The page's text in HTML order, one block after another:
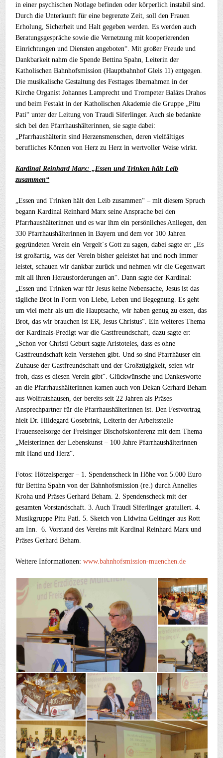
in einer psychischen Notlage befinden oder körperlich instabil sind.
Durch die Unterkunft für eine begrenzte Zeit, soll den Frauen
Erholung, Sicherheit und Halt gegeben werden. Es werden auch
Beratungsgespräche sowie die Vernetzung mit kooperierenden
Einrichtungen und Diensten angeboten“. Mit großer Freude und
Dankbarkeit nahm die Spende Bettina Spahn, Leiterin der
Katholischen Bahnhofsmission (Hauptbahnhof Gleis 11) entgegen.
Die musikalische Gestaltung des Festtages übernahmen in der
Kirche Organist Johannes Lamprecht und Trompeter Balázs Drahos
und beim Festakt in der Katholischen Akademie die Gruppe „Pitu
Pati“ unter der Leitung von Traudi Siferlinger. Auch sie bedankte
sich bei den Pfarrhaushälterinnen, sie sagte dabei:
„Pfarrhaushälterin sind Herzensmenschen, deren vielfältiges
berufliches Können von Herz zu Herz in wertvoller Weise wirkt.
Kardinal Reinhard Marx: „Essen und Trinken hält Leib
zusammen“
„Essen und Trinken hält den Leib zusammen“ – mit diesem Spruch
begann Kardinal Reinhard Marx seine Ansprache bei den
Pfarrhaushälterinnen und es war ihm ein persönliches Anliegen, den
330 Pfarrhaushälterinnen in Bayern und dem vor 100 Jahren
gegründeten Verein ein Vergelt´s Gott zu sagen, dabei sagte er: „Es
ist großartig, was der Verein bisher geleistet hat und noch immer
leistet, schauen wir dankbar zurück und nehmen wir die Gegenwart
mit all ihren Herausforderungen an“. Dann sagte der Kardinal:
„Essen und Trinken war für Jesus keine Nebensache, Jesus ist das
tägliche Brot in Form von Liebe, Leben und Begegnung. Es geht
um viel mehr als um die Hauptsache, wir haben genug zu essen, das
Brot, das wir brauchen ist ER, Jesus Christus“. Ein weiteres Thema
der Kardinals-Predigt war die Gastfreundschaft, dazu sagte er:
„Schon vor Christi Geburt sagte Aristoteles, dass es ohne
Gastfreundschaft kein Verstehen gibt. Und so sind Pfarrhäuser ein
Zuhause der Gastfreundschaft und der Großzügigkeit, seien wir
froh, dass es diesen Verein gibt“. Glückwünsche und Dankesworte
an die Pfarrhaushälterinnen kamen auch von Dekan Gerhard Beham
aus Wolfratshausen, der bereits seit 22 Jahren als Präses
Ansprechpartner für die Pfarrhaushälterinnen ist. Den Festvortrag
hielt Dr. Hildegard Gosebrink, Leiterin der Arbeitsstelle
Frauenseelsorge der Freisinger Bischofskonferenz mit dem Thema
„Meisterinnen der Lebenskunst – 100 Jahre Pfarrhaushälterinnen
mit Hand und Herz“.
Fotos: Hötzelsperger – 1. Spendenscheck in Höhe von 5.000 Euro
für Bettina Spahn von der Bahnhofsmission (re.) durch Annelies
Kroha und Präses Gerhard Beham. 2. Spendenscheck mit der
gesamten Vorstandschaft. 3. Auch Traudi Siferlinger gratuliert. 4.
Musikgruppe Pitu Pati. 5. Sketch von Lidwina Geltinger aus Rott
am Inn. 6. Vorstand des Vereins mit Kardinal Reinhard Marx und
Präses Gerhard Beham.
Weitere Informationen:www.bahnhofsmission-muenchen.de